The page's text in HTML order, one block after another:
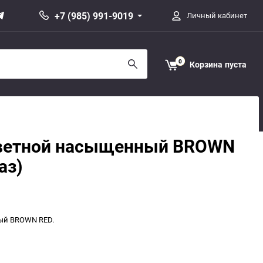
+7 (985) 991-9019 Личный кабинет
0 Корзина пуста
насыщенный BROWN
BROWN RED.